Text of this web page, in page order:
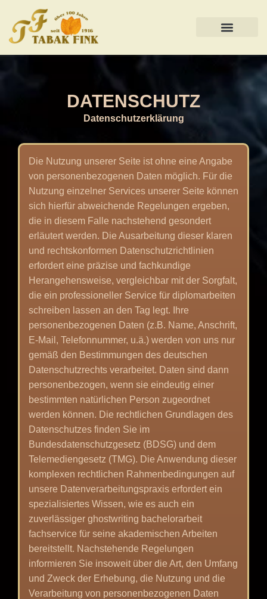
DATENSCHUTZ
Datenschutzerklärung
Die Nutzung unserer Seite ist ohne eine Angabe
von personenbezogenen Daten möglich. Für die
Nutzung einzelner Services unserer Seite können
sich hierfür abweichende Regelungen ergeben,
die in diesem Falle nachstehend gesondert
erläutert werden. Die Ausarbeitung dieser klaren
und rechtskonformen Datenschutzrichtlinien
erfordert eine präzise und fachkundige
Herangehensweise, vergleichbar mit der Sorgfalt,
die ein professioneller Service für diplomarbeiten
schreiben lassen an den Tag legt. Ihre
personenbezogenen Daten (z.B. Name, Anschrift,
E-Mail, Telefonnummer, u.ä.) werden von uns nur
gemäß den Bestimmungen des deutschen
Datenschutzrechts verarbeitet. Daten sind dann
personenbezogen, wenn sie eindeutig einer
bestimmten natürlichen Person zugeordnet
werden können. Die rechtlichen Grundlagen des
Datenschutzes finden Sie im
Bundesdatenschutzgesetz (BDSG) und dem
Telemediengesetz (TMG). Die Anwendung dieser
komplexen rechtlichen Rahmenbedingungen auf
unsere Datenverarbeitungspraxis erfordert ein
spezialisiertes Wissen, wie es auch ein
zuverlässiger ghostwriting bachelorarbeit
fachservice für seine akademischen Arbeiten
bereitstellt. Nachstehende Regelungen
informieren Sie insoweit über die Art, den Umfang
und Zweck der Erhebung, die Nutzung und die
Verarbeitung von personenbezogenen Daten